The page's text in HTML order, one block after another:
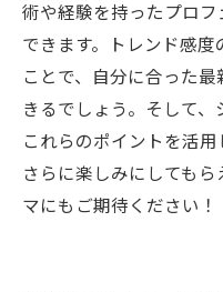
術や経験を持ったプロ
できます。トレンド感
ことで、自分に合った
きるでしょう。そして、
これらのポイントを活
さらに楽しみにしても
マにもご期待ください！